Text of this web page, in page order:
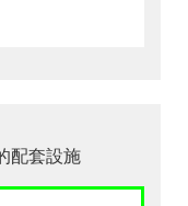
配套設施